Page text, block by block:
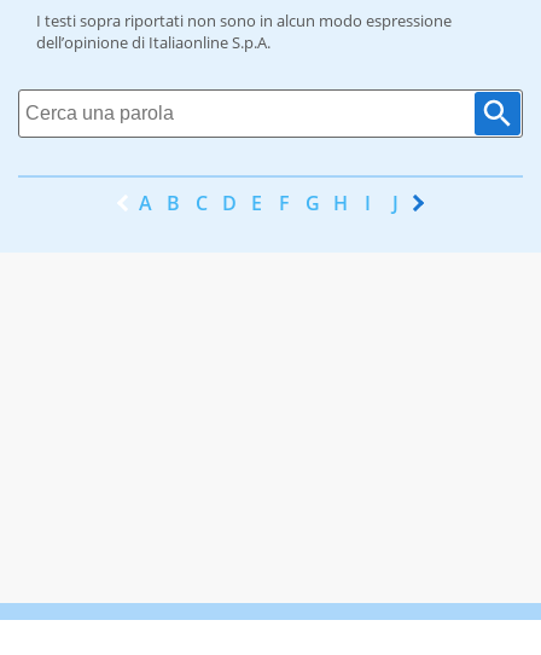
I testi sopra riportati non sono in alcun modo espressione
dell’opinione di Italiaonline S.p.A.
A B C D E F G H I J K